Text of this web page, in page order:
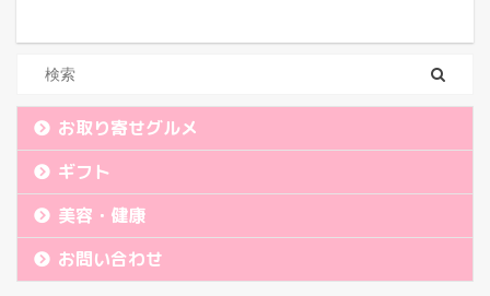
お取り寄せグルメ
ギフト
美容・健康
お問い合わせ